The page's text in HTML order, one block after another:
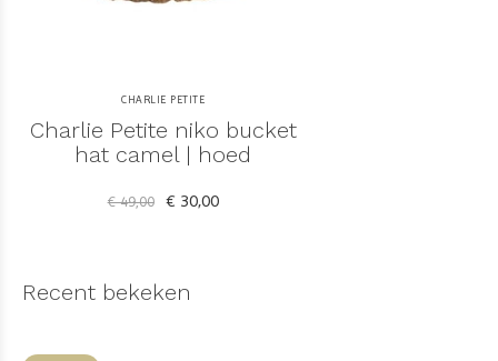
CHARLIE PETITE
Charlie Petite niko bucket
hat camel | hoed
€ 49,00 € 30,00
Recent bekeken